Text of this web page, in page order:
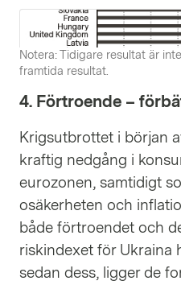
Notera: Tidigare resultat är
framtida resultat.
4. Förtroende –
Krigsutbrottet i början
kraftig nedgång i
eurozonen, samtidigt
osäkerheten och
både förtroendet och
riskindexet för Ukraina
sedan dess, ligger de